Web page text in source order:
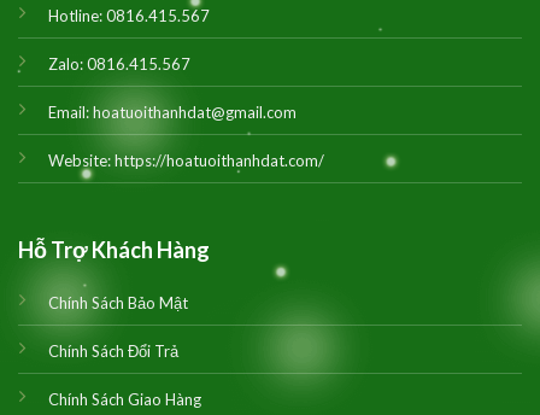
Hotline:0816.415.567
Zalo:0816.415.567
Email:hoatuoithanhdat@gmail.com
Website:https://hoatuoithanhdat.com/
Hỗ Trợ Khách Hàng
Chính Sách Bảo Mật
Chính Sách Đổi Trả
Chính Sách Giao Hàng